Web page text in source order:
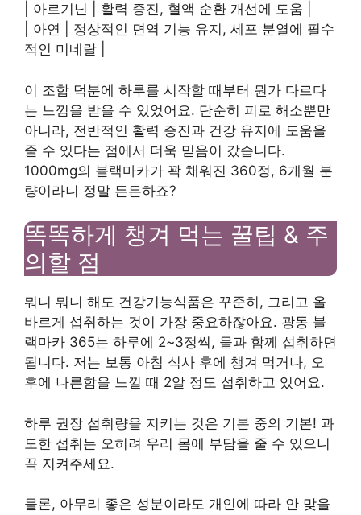
| 아르기닌 | 활력 증진, 혈액 순환 개선에 도움 |
| 아연 | 정상적인 면역 기능 유지, 세포 분열에 필수
적인 미네랄 |
이 조합 덕분에 하루를 시작할 때부터 뭔가 다르다
는 느낌을 받을 수 있었어요. 단순히 피로 해소뿐만
아니라, 전반적인 활력 증진과 건강 유지에 도움을
줄 수 있다는 점에서 더욱 믿음이 갔습니다.
1000mg의 블랙마카가 꽉 채워진 360정, 6개월 분
량이라니 정말 든든하죠?
똑똑하게 챙겨 먹는 꿀팁 & 주
의할 점
뭐니 뭐니 해도 건강기능식품은 꾸준히, 그리고 올
바르게 섭취하는 것이 가장 중요하잖아요. 광동 블
랙마카 365는 하루에 2~3정씩, 물과 함께 섭취하면
됩니다. 저는 보통 아침 식사 후에 챙겨 먹거나, 오
후에 나른함을 느낄 때 2알 정도 섭취하고 있어요.
하루 권장 섭취량을 지키는 것은 기본 중의 기본! 과
도한 섭취는 오히려 우리 몸에 부담을 줄 수 있으니
꼭 지켜주세요.
물론, 아무리 좋은 성분이라도 개인에 따라 안 맞을